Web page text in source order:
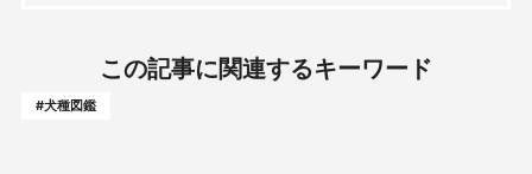
この記事に関連するキーワード
#犬種図鑑